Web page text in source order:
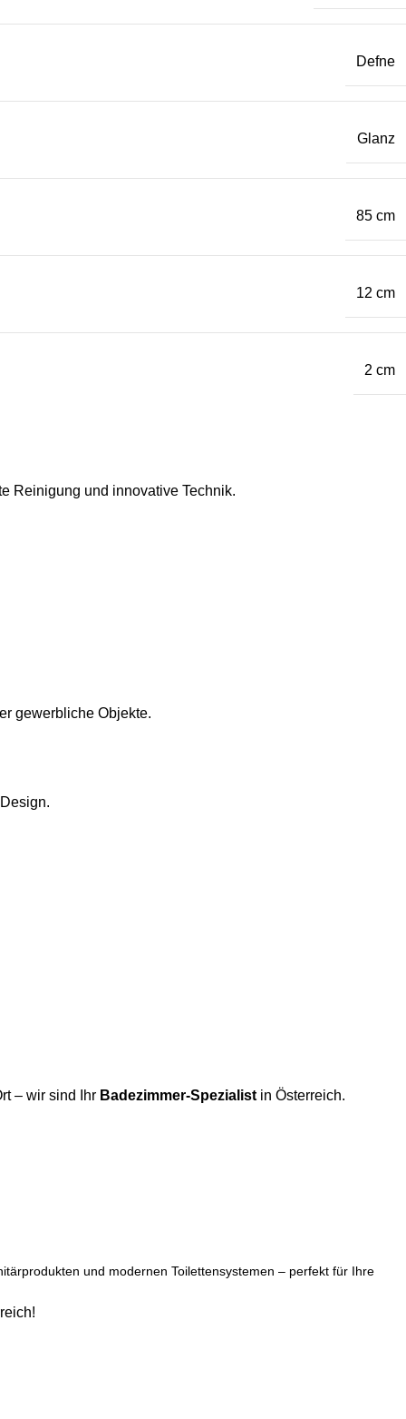
Defne
Glanz
85 cm
12 cm
2 cm
Reinigung und innovative Technik.
gewerbliche Objekte.
– wir sind Ihr Badezimmer-Spezialist in Österreich.
und modernen Toilettensystemen – perfekt für Ihre